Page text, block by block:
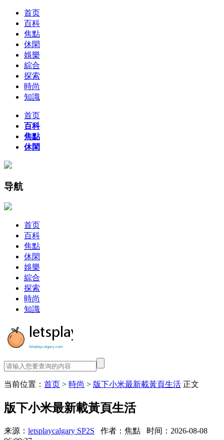
首页
百科
焦點
休閑
娛樂
綜合
探索
時尚
知識
首页
百科
焦點
休閑
导航
首页
百科
焦點
休閑
娛樂
綜合
探索
時尚
知識
当前位置： 首页 > 時尚 > 版下小米最新載黃頁生活 正文
版下小米最新載黃頁生活
来源： letsplaycalgary SP2S 作者：焦點
时间：2026-08-08